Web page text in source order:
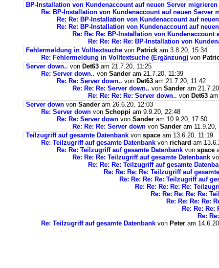
BP-Installation von Kundenaccount auf neuen Server migrieren
Re: BP-Installation von Kundenaccount auf neuen Server
Re: Re: BP-Installation von Kundenaccount auf
Re: Re: BP-Installation von Kundenaccount auf
Re: Re: Re: BP-Installation von Kundenaccount
Re: Re: Re: Re: BP-Installation von
Fehlermeldung in Volltextsuche von Patrick am 3.8.20, 15:34
Re: Fehlermeldung in Volltextsuche (Ergänzung) von
Server down.. von Det63 am 21.7.20, 11:25
Re: Server down.. von Sander am 21.7.20, 11:39
Re: Re: Server down.. von Det63 am 21.7.20, 11:42
Re: Re: Re: Server down.. von Sander am
Re: Re: Re: Re: Server down.. von Det63
Server down von Sander am 26.6.20, 12:03
Re: Server down von Schoppi am 9.9.20, 22:48
Re: Re: Server down von Sander am 10.9.20, 17:50
Re: Re: Re: Server down von Sander am 11.9.20,
Teilzugriff auf gesamte Datenbank von space am 13.6.20, 11:19
Re: Teilzugriff auf gesamte Datenbank von richard am
Re: Re: Teilzugriff auf gesamte Datenbank von space
Re: Re: Re: Teilzugriff auf gesamte Datenbank
Re: Re: Re: Teilzugriff auf gesamte
Re: Re: Re: Re: Teilzugriff auf
Re: Re: Re: Re: Teilzugriff auf
Re: Re: Re: Re: Re:
Re: Re: Re: Re: Re:
Re: Re: Re: Re:
Re: Re: Re:
Re:
Re: Teilzugriff auf gesamte Datenbank von Peter am